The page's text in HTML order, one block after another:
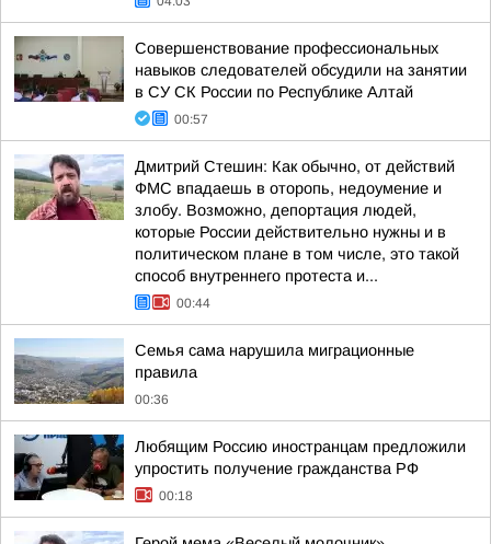
Совершенствование профессиональных
навыков следователей обсудили на занятии
в СУ СК России по Республике Алтай
00:57
Дмитрий Стешин: Как обычно, от действий
ФМС впадаешь в оторопь, недоумение и
злобу. Возможно, депортация людей,
которые России действительно нужны и в
политическом плане в том числе, это такой
способ внутреннего протеста и...
00:44
Семья сама нарушила миграционные
правила
00:36
Любящим Россию иностранцам предложили
упростить получение гражданства РФ
00:18